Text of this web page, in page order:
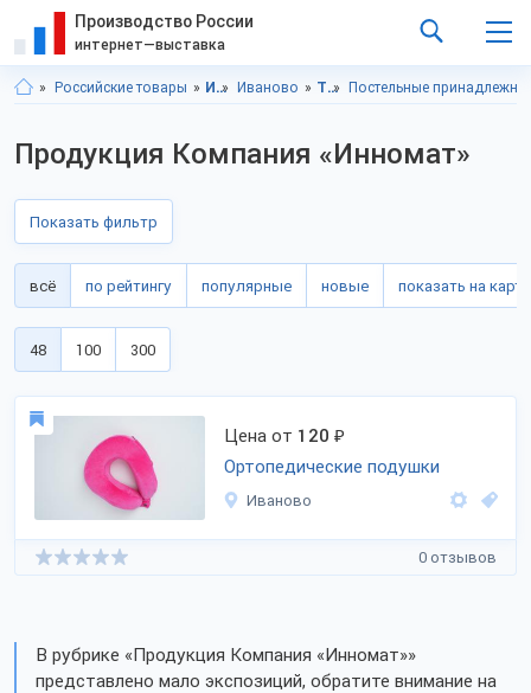
Производство России
интернет—выставка
Российские товары Ивановская область Иваново Товары для дома Постельные
Продукция Компания «Инномат»
Показать фильтр
всё по рейтингу популярные новые показать на карте
48 100 300
Цена от 120 ₽
Ортопедические подушки
Иваново
0 отзывов
В рубрике «Продукция Компания «Инномат»»
представлено мало экспозиций, обратите внимание на